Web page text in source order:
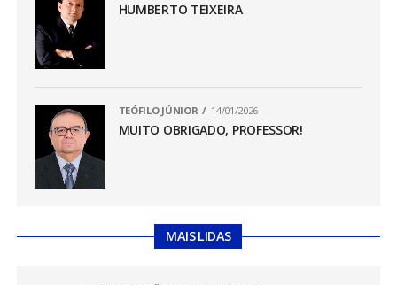
HUMBERTO TEIXEIRA
TEÓFILO JÚNIOR 14/01/2026
MUITO OBRIGADO, PROFESSOR!
MAIS LIDAS